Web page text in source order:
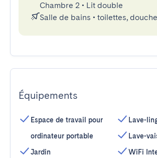
Chambre 2 • Lit double
Salle de bains • toilettes, douche
Équipements
Espace de travail pour
ordinateur portable
Jardin
Lave-
Lave-
WiFi